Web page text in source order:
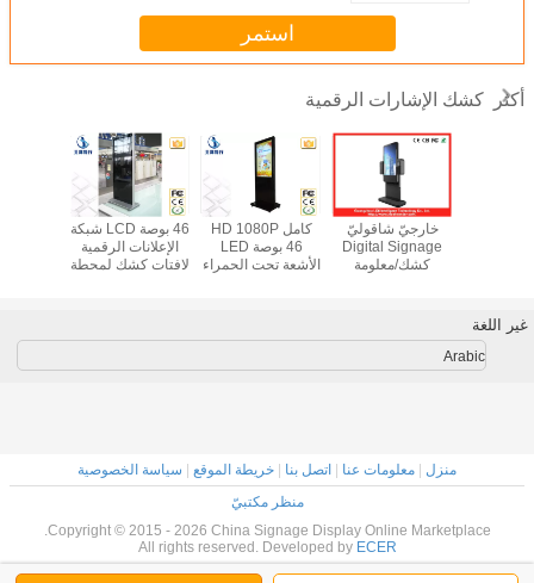
استمر
أكثر كشك الإشارات الرقمية
46 بوصة LCD شبكة
الإعلانات الرقمية
لافتات كشك لمحطة
كامل HD 1080P
46 بوصة LED
الأشعة تحت الحمراء
خارجيّ شاقوليّ
Digital Signage
كشك/معلومة
غير اللغة
Arabic
منزل معلومات عنا اتصل بنا خريطة الموقع
سياسة الخصوصية
منظر مكتبيّ
Copyright © 2015 - 2026 China Signage Display Online Marketplace.
All rights reserved. Developed by ECER